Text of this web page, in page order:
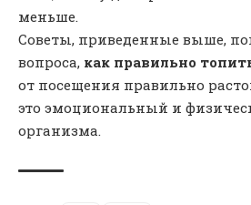
меньше.
Советы, приведенные выше,
вопроса, как правильно
от посещения правильно
это эмоциональный и
организма.